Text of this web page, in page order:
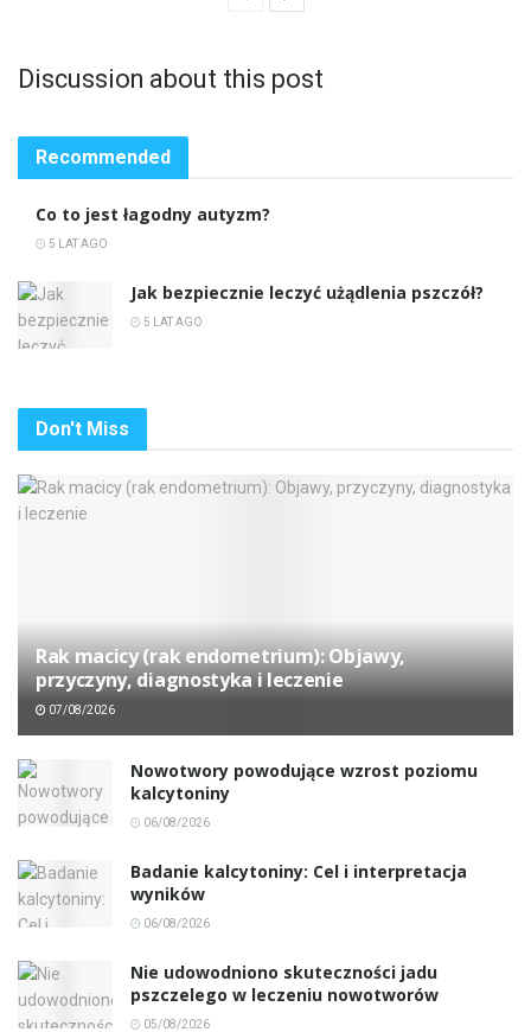
Discussion about this post
Recommended
Co to jest łagodny autyzm?
5 LAT AGO
Jak bezpiecznie leczyć użądlenia pszczół?
5 LAT AGO
Don't Miss
Rak macicy (rak endometrium): Objawy,
przyczyny, diagnostyka i leczenie
07/08/2026
Nowotwory powodujące wzrost poziomu
kalcytoniny
06/08/2026
Badanie kalcytoniny: Cel i interpretacja
wyników
06/08/2026
Nie udowodniono skuteczności jadu
pszczelego w leczeniu nowotworów
05/08/2026